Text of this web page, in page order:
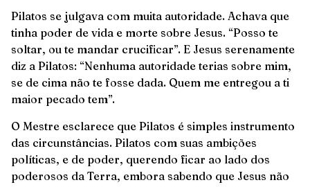
Pilatos se julgava com muita autoridade. Achava que
tinha poder de vida e morte sobre Jesus. “Posso te
soltar, ou te mandar crucificar”. E Jesus serenamente
diz a Pilatos: “Nenhuma autoridade terias sobre mim,
se de cima não te fosse dada. Quem me entregou a ti
maior pecado tem”.
O Mestre esclarece que Pilatos é simples instrumento
das circunstâncias. Pilatos com suas ambições
políticas, e de poder, querendo ficar ao lado dos
poderosos da Terra, embora sabendo que Jesus não